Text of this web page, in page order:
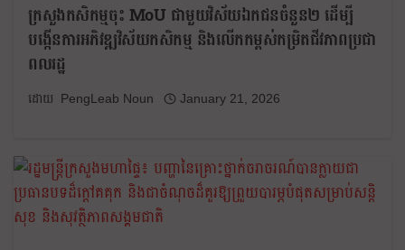
ក្រសួងកសិកម្មចុះ MoU ជាមួយវិស័យឯកជនចំនួន២ ដើម្បី
បង្កើនការអភិវឌ្ឍវិស័យកសិកម្ម និងលើកកម្ពស់កម្រិតជីវភាពប្រជា
ពលរដ្ឋ
PengLeab Noun January 21, 2026